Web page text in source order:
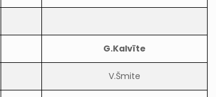
G.Kalvīte
V.Šmite